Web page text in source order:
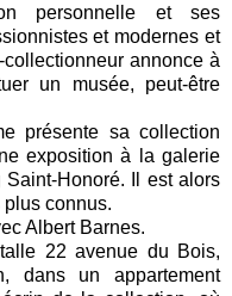
personnelle et ses
et modernes et
annonce à
un musée, peut-être
présente sa collection
exposition à la galerie
Honoré. Il est alors
plus connus.
Albert Barnes.
22 avenue du Bois,
dans un appartement